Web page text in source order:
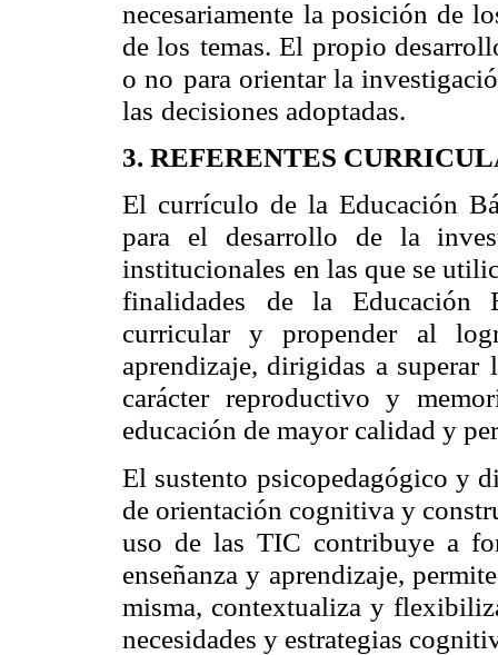
necesariamente la posición de
de los temas. El propio
o no para orientar la
las decisiones adoptadas.
3. REFERENTES
El currículo de la Educación
para el desarrollo de la
institucionales en las que se
finalidades
de la Educación
curricular y propender
al
aprendizaje, dirigidas a superar
carácter reproductivo y
educación de mayor calidad y
El sustento psicopedagógico y
de orientación cognitiva y
uso de las TIC contribuye a
enseñanza y aprendizaje,
misma, contextualiza y
necesidades y estrategias